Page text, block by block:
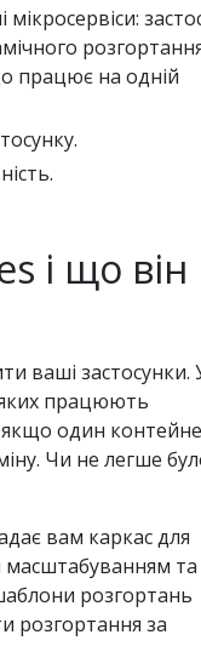
працює на одній
і що він
ваші застосунки.
працюють
якщо один
Чи не легше
вам каркас для
масштабуванням та
розгортань
розгортання за